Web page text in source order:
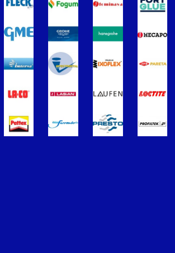
Termometros
accesorios
Soportes para Radiadores
Acumuladores e
Calentadores a Gas